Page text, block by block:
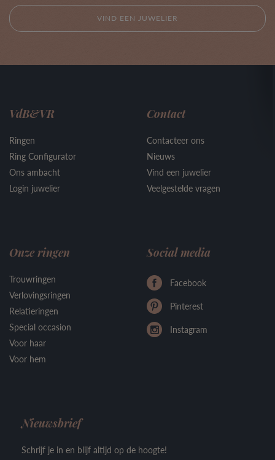
VIND EEN JUWELIER
VdB&VR
Ringen
Ring Configurator
Ons ambacht
Login juwelier
Contact
Contacteer ons
Nieuws
Vind een juwelier
Veelgestelde vragen
Onze ringen
Trouwringen
Verlovingsringen
Relatieringen
Special occasion
Voor haar
Voor hem
Social media
Facebook
Pinterest
Instagram
Nieuwsbrief
Schrijf je in en blijf altijd op de hoogte!